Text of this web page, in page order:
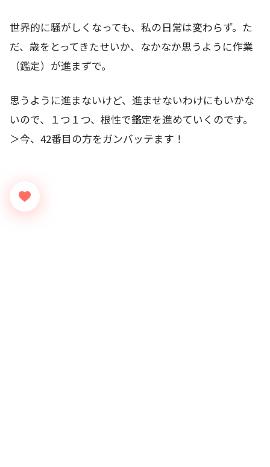
世界的に騒がしくなっても、私の日常は変わらず。た
だ、歳をとってきたせいか、なかなか思うように作業
（鑑定）が進まずで。
思うように進まないけど、進ませないわけにもいかな
いので、１つ１つ、根性で鑑定を進めていくのです。
＞今、42番目の方をガンバッテます！